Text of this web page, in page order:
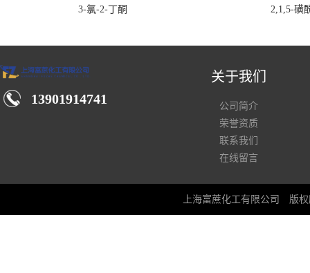
3-氯-2-丁酮 2,1,5-磺
13901914741
关于我们
公司简介
荣誉资质
联系我们
在线留言
上海富蔗化工有限公司 版